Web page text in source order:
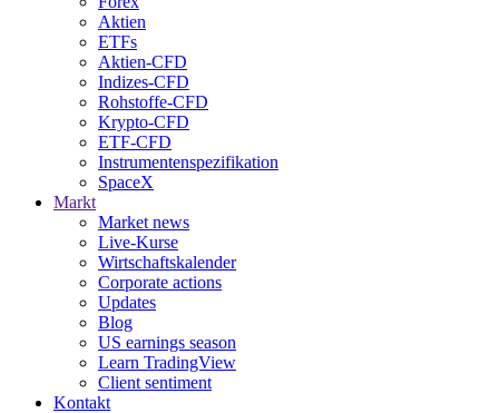
Aktien
ETFs
Aktien-CFD
Indizes-CFD
Rohstoffe-CFD
Krypto-CFD
ETF-CFD
Instrumentenspezifikation
SpaceX
Markt
Market news
Live-Kurse
Wirtschaftskalender
Corporate actions
Updates
Blog
US earnings season
Learn TradingView
Client sentiment
Kontakt